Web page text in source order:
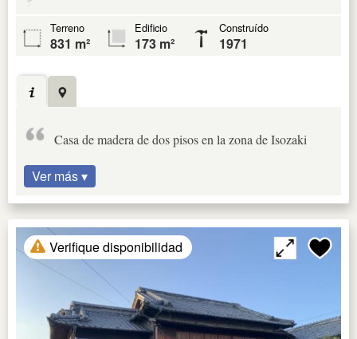
Terreno
831 m²
Edificio
173 m²
Construído
1971
Casa de madera de dos pisos en la zona de Isozaki
Ver más ▾
Verifique disponibilidad